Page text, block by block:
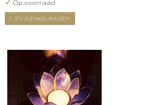
✓ Op voorraad
IN WINKELWAGEN